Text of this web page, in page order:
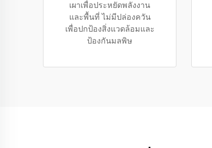
เผาเพื่อประหยัดพลังงาน
และพื้นที่ ไม่มีปล่องควัน
เพื่อปกป้องสิ่งแวดล้อมและ
ป้องกันมลพิษ